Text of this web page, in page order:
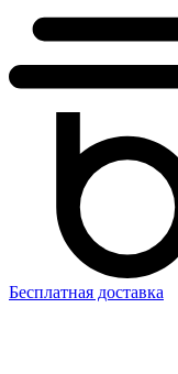
Бесплатная доставка